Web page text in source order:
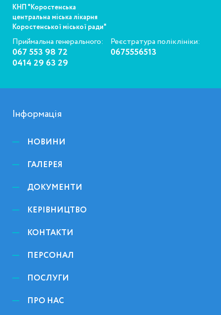
КНП "Коростенська
центральна міська лікарня
Коростенської міської ради"
Приймальна генерального:
067 553 98 72
0414 29 63 29
Реєстратура поліклініки:
0675556513
Інформація
НОВИНИ
ГАЛЕРЕЯ
ДОКУМЕНТИ
КЕРІВНИЦТВО
КОНТАКТИ
ПЕРСОНАЛ
ПОСЛУГИ
ПРО НАС